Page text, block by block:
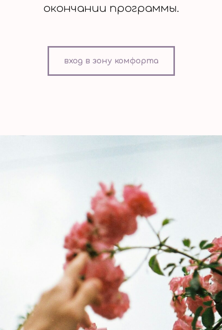
окончании программы.
вход в зону комфорта